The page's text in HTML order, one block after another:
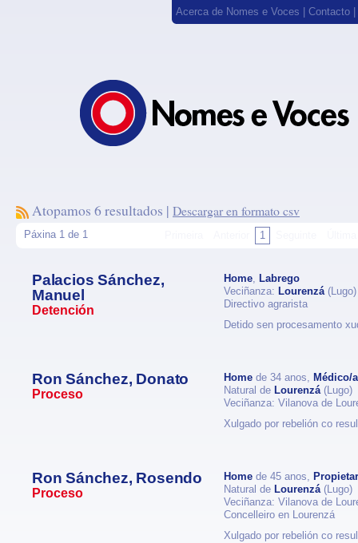
Acerca de Nomes e Voces Contacto
Atopamos 6 resultados | Descargar en formato csv
Páxina 1 de 1 1
Palacios Sánchez,
Manuel
Detención
Home, Labrego
Veciñanza: Lourenzá(Lugo)
Directivo agrarista
Detido sen procesamento
Ron Sánchez, Donato
Proceso
Home de 34 anos, Médico/a
Natural de Lourenzá(Lugo)
Veciñanza: Vilanova de
Xulgado por rebelión co
Ron Sánchez, Rosendo
Proceso
Home de 45 anos,
Natural de Lourenzá(Lugo)
Veciñanza: Vilanova de
Concelleiro en Lourenzá
Xulgado por rebelión co